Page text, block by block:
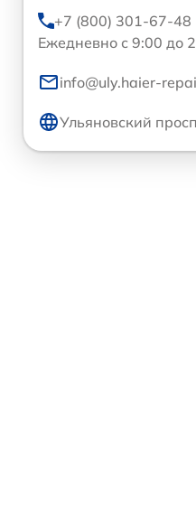
+7 (800) 301-67-48
Ежедневно с 9:00 до
info@uly.haier-
Ульяновский